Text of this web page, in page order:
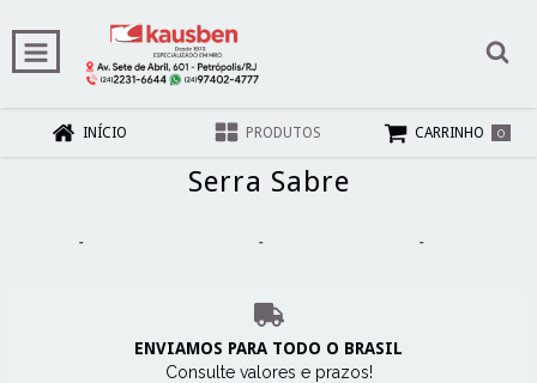
INÍCIO PRODUTOS CARRINHO 0
Serra Sabre
- - -
ENVIAMOS PARA TODO O BRASIL
Consulte valores e prazos!